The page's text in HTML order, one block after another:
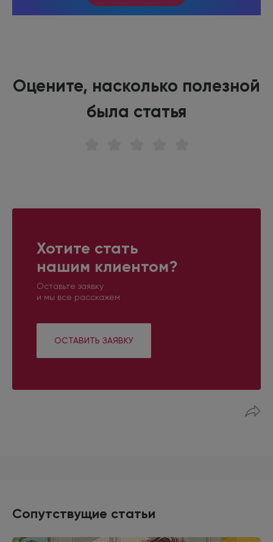
Оцените, насколько полезной
была статья
Хотите стать
нашим клиентом?
Оставьте заявку
и мы все расскажем
ОСТАВИТЬ ЗАЯВКУ
Сопутствущие статьи